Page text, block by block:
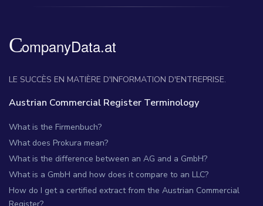
LE SUCCÈS EN MATIÈRE D'INFORMATION D'ENTREPRISE.
Austrian Commercial Register Terminology
What is the Firmenbuch?
What does Prokura mean?
What is the difference between an AG and a GmbH?
What is a GmbH and how does it compare to an LLC?
How do I get a certified extract from the Austrian Commercial